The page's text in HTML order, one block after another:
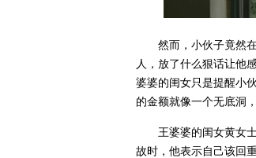
然而，小伙子竟然
人，放了什么狠话让他
婆婆的闺女只是提醒小
的金额就像一个无底洞
王婆婆的闺女黄女
故时，他表示自己该回